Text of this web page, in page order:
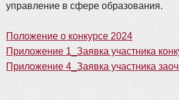
управление в сфере образования.
Положение о конкурсе 2024
Приложение 1_Заявка участника
Приложение 4_Заявка участника